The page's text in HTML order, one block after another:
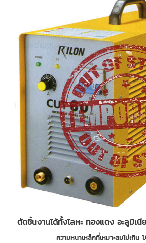
ตัดชิ้นงานได้ทั้งโลหะ ทองแดง อะลูมิเ
ความหนาเหล็กที่เหมาะสมไม่เกิน